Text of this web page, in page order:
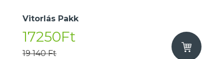
Vitorlás Pakk
17250Ft
19 140 Ft